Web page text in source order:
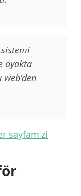
sistemi
ayakta
web'den
sayfamizi